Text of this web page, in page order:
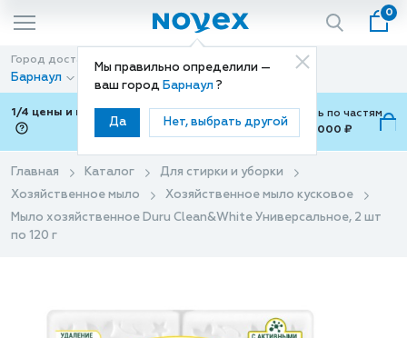
Мы правильно определили —
ваш город Барнаул ?
Да Нет, выбрать другой
0
Город доставки
Барнаул
Способ доставки
Доставка
1/4 цены и покупки ваши с Подели
Можно оплатить по частям
от 700 ₽ до 15,000 ₽
Главная Каталог
Для стирки и уборки
Хозяйственное мыло
Хозяйственное мыло кусковое
Мыло хозяйственное Duru Clean&White Универсальное, 2 шт
по 120 г